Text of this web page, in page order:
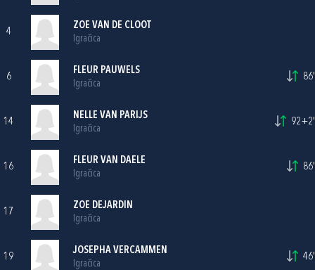
4
ZOE VAN DE CLOOT
Igračica
6
FLEUR PAUWELS
Igračica
86'
14
NELLE VAN PARIJS
Igračica
92+2'
16
FLEUR VAN DAELE
Igračica
86'
17
ZOE DEJARDIN
Igračica
19
JOSEPHA VERCAMMEN
Igračica
46'